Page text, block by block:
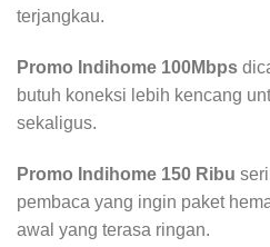
terjangkau.
Promo Indihome 100Mbps
butuh koneksi lebih kencang
sekaligus.
Promo Indihome 150 Ribu
pembaca yang ingin paket
awal yang terasa ringan.